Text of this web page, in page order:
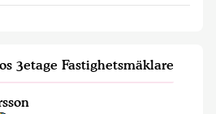
3etage Fastighetsmäklare